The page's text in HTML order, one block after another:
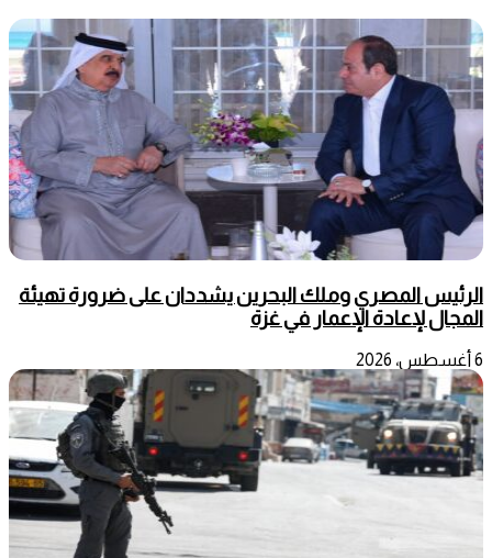
الرئيس المصري وملك البحرين يشددان على ضرورة تهيئة
المجال لإعادة الإعمار في غزة
6 أغسطس، 2026